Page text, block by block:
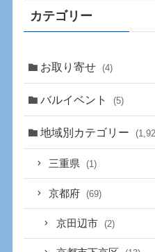
カテゴリー
お取り寄せ (4)
バルイベント (5)
地域別カテゴリー
三重県 (1)
京都府 (69)
京田辺市 (2)